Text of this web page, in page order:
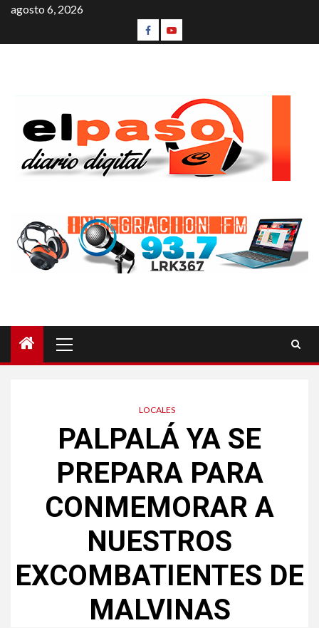
agosto 6, 2026
LOCALES
PALPALÁ YA SE
PREPARA PARA
CONMEMORAR A
NUESTROS
EXCOMBATIENTES DE
MALVINAS